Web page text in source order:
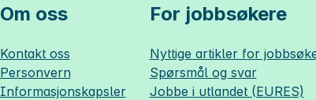
Om oss
Kontakt oss
Personvern
Informasjonskapsler
For jobbsøkere
Nyttige artikler for
Spørsmål og svar
Jobbe i utlandet (EURES)